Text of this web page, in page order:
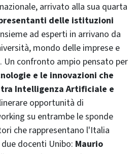
arrivato alla sua quarta
delle istituzioni
ad esperti in arrivano da
mondo delle imprese e
confronto ampio pensato per
e le innovazioni che
Intelligenza Artificiale e
opportunità di
su entrambe le sponde
che rappresentano l'Italia
docenti Unibo: Maurio